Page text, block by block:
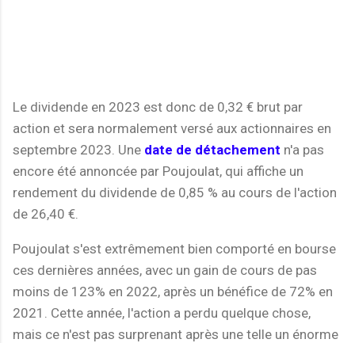
Le dividende en 2023 est donc de 0,32 € brut par
action et sera normalement versé aux actionnaires en
septembre 2023. Une date de détachement n'a pas
encore été annoncée par Poujoulat, qui affiche un
rendement du dividende de 0,85 % au cours de l'action
de 26,40 €.
Poujoulat s'est extrêmement bien comporté en bourse
ces dernières années, avec un gain de cours de pas
moins de 123% en 2022, après un bénéfice de 72% en
2021. Cette année, l'action a perdu quelque chose,
mais ce n'est pas surprenant après une telle un énorme